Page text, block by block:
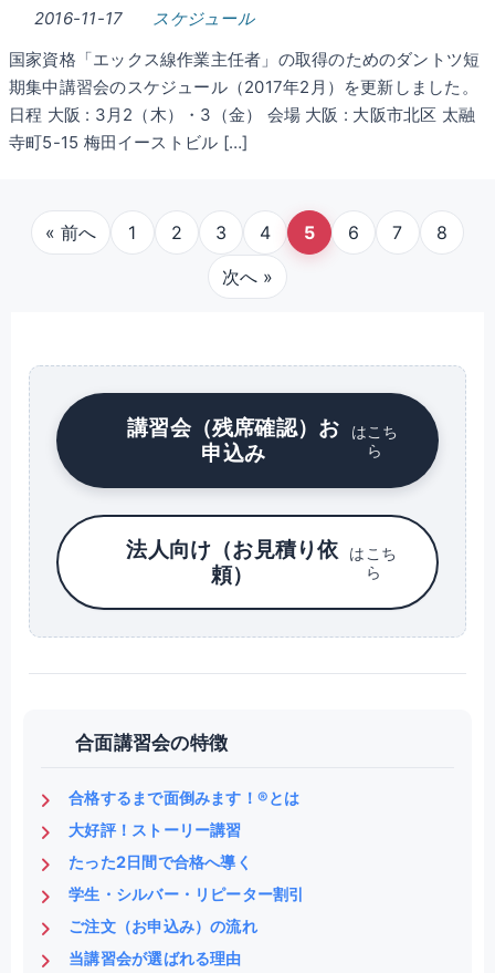
2016-11-17
スケジュール
国家資格「エックス線作業主任者」の取得のためのダントツ短
期集中講習会のスケジュール（2017年2月）を更新しました。
日程 大阪 : 3月2（木）・3（金） 会場 大阪 : 大阪市北区 太融
寺町5-15 梅田イーストビル […]
« 前へ 1 2 3 4 5 6 7
8
次へ »
講習会（残席確認）お
申込み
はこち
ら
法人向け（お見積り依
頼）
はこち
ら
合面講習会の特徴
合格するまで面倒みます！®とは
大好評！ストーリー講習
たった2日間で合格へ導く
学生・シルバー・リピーター割引
ご注文（お申込み）の流れ
当講習会が選ばれる理由